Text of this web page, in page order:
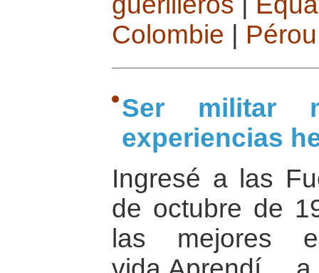
Colombie
Pérou
Ser militar
experiencias
Ingresé a las
de octubre de
las mejores